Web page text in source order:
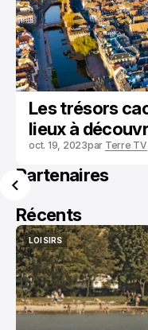
Les trésors
lieux à
oct. 19, 2023par Terre TV
Partenaires
Récents
LOISIRS
LOISIRS